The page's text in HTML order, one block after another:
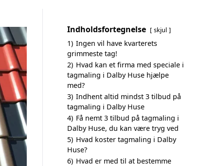
Indholdsfortegnelse skjul
1) Ingen vil have kvarterets
grimmeste tag!
2) Hvad kan et firma med speciale i
tagmaling i Dalby Huse hjælpe
med?
3) Indhent altid mindst 3 tilbud på
tagmaling i Dalby Huse
4) Få nemt 3 tilbud på tagmaling i
Dalby Huse, du kan være tryg ved
5) Hvad koster tagmaling i Dalby
Huse?
6) Hvad er med til at bestemme